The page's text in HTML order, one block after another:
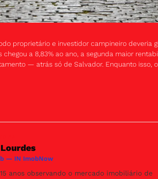
proprietário e investidor campineiro deveria
a 8,83% ao ano, a segunda maior
— atrás só de Salvador. Enquanto isso,
— IN ImobNow
anos observando o mercado imobiliário de